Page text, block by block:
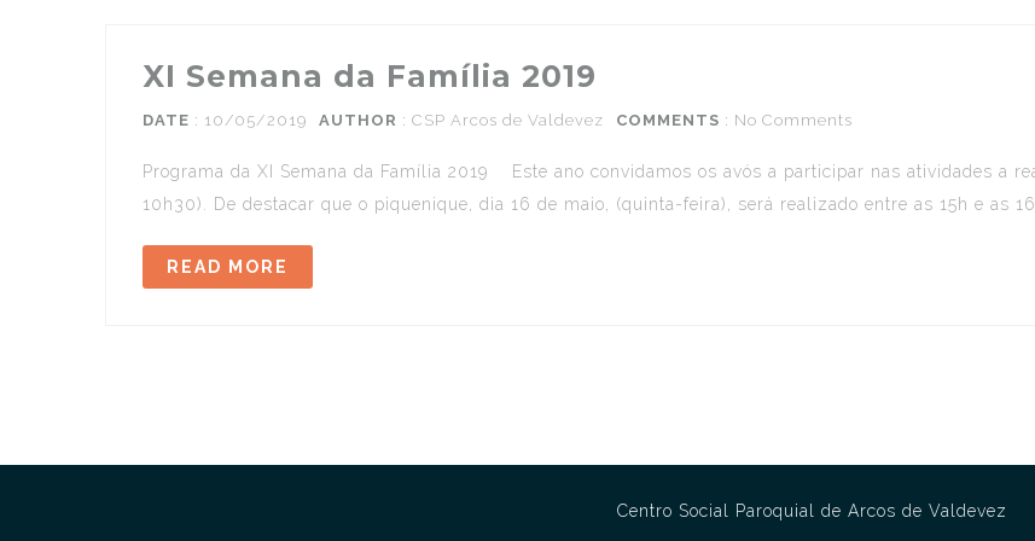
XI Semana da Família 2019
DATE : 10/05/2019 AUTHOR : CSP Arcos de Valdevez COMMENTS : No Comments
Programa da XI Semana da Família 2019 Este ano convidamos os avós a participar nas atividades a
10h30). De destacar que o piquenique, dia 16 de maio, (quinta-feira), será realizado entre as 15h e as
READ MORE
Centro Social Paroquial de Arcos de Valdevez